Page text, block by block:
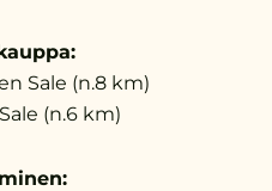
Sale (n.8 km)
(n.6 km)